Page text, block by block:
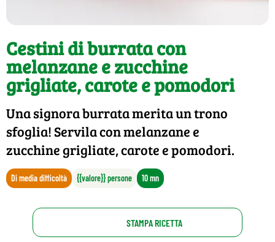
Cestini di burrata con
melanzane e zucchine
grigliate, carote e pomodori
Una signora burrata merita un trono
sfoglia! Servila con melanzane e
zucchine grigliate, carote e pomodori.
Di media difficoltà {{valore}} persone 10 mn
STAMPA RICETTA